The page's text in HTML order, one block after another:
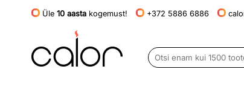
Üle 10 aasta kogemust! +372 5886 6886
Otsi: